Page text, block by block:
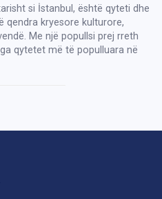
si İstanbul, është qyteti dhe
qendra kryesore kulturore,
Me një popullsi prej rreth
qytetet më të populluara në